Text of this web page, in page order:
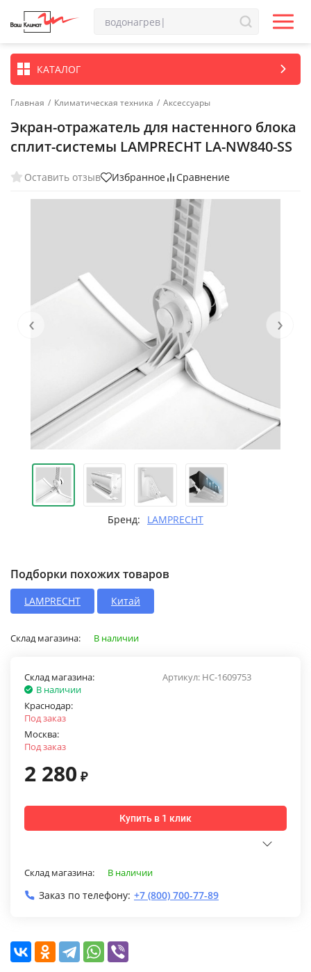
КАТАЛОГ
Главная / Климатическая техника / Аксессуары
Экран-отражатель для настенного блока
сплит-системы LAMPRECHT LA-NW840-SS
Оставить отзыв Избранное Сравнение
‹ ›
Бренд: LAMPRECHT
Подборки похожих товаров
LAMPRECHT Китай
Склад магазина: В наличии
Артикул: НС-1609753
Склад магазина:
В наличии
Краснодар:
Под заказ
Москва:
Под заказ
2 280 ₽
Купить в 1 клик
Склад магазина: В наличии
Заказ по телефону: +7 (800) 700-77-89